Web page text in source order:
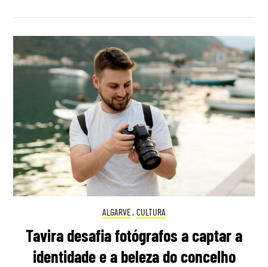
ALGARVE, CULTURA
Tavira desafia fotógrafos a captar a
identidade e a beleza do concelho